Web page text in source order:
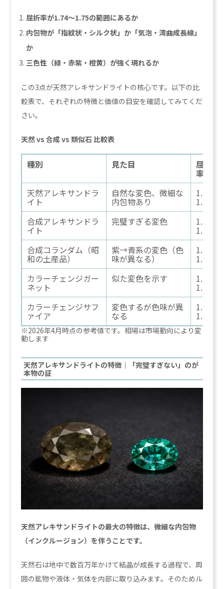
屈折率が1.74〜1.75の範囲にあるか
内包物が「指紋状・シルク状」か「気泡・湾曲成長線」
か
三色性（緑・赤紫・橙黄）が強く現れるか
この3点が天然アレキサンドライトの核心です。以下の比
較表で、それぞれの特徴と価値の目安を確認してみてくだ
さい。
天然 vs 合成 vs 類似石 比較表
種別 見た目 屈折
率
天然アレキサンドラ
イト
自然な変色、微細な
内包物あり
1.74〜
1.75
合成アレキサンドラ
イト
完璧すぎる変色 1.74〜
1.75
合成コランダム（昭
和の土産品）
紫→青系の変色（色
味が異なる）
1.76〜
1.77
カラーチェンジガー
ネット
似た変色を示す 1.73〜
1.75
カラーチェンジサフ
ァイア
変色するが色味が異
なる
1.76〜
1.77
※2026年4月時点の参考値です。相場は市場動向により変
動します
天然アレキサンドライトの特徴｜「完璧すぎない」のが
本物の証
天然アレキサンドライトの最大の特徴は、微細な内包物
（インクルージョン）を伴うことです。
天然石は地中で数百万年かけて結晶が成長する過程で、周
囲の鉱物や液体・気体を内部に取り込みます。そのためル